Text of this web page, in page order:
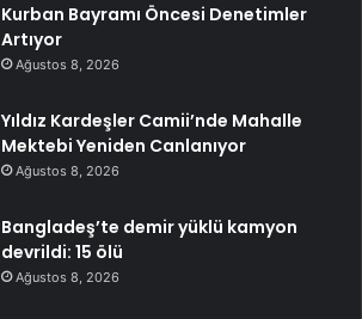
Kurban Bayramı Öncesi Denetimler
Artıyor
Ağustos 8, 2026
Yıldız Kardeşler Camii’nde Mahalle
Mektebi Yeniden Canlanıyor
Ağustos 8, 2026
Bangladeş’te demir yüklü kamyon
devrildi: 15 ölü
Ağustos 8, 2026